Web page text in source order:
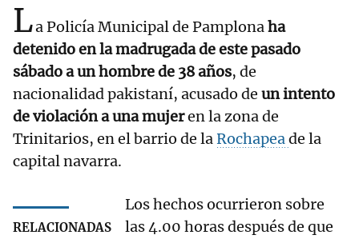
La Policía Municipal de Pamplonaha
detenido en la madrugada de este pasado
sábado a un hombre de 38 años, de
nacionalidad pakistaní, acusado de un intento
de violación a una mujeren la zona de
Trinitarios, en el barrio de laRochapeade la
capital navarra.
RELACIONADAS
Los hechos ocurrieron sobre
las 4.00 horas después de que